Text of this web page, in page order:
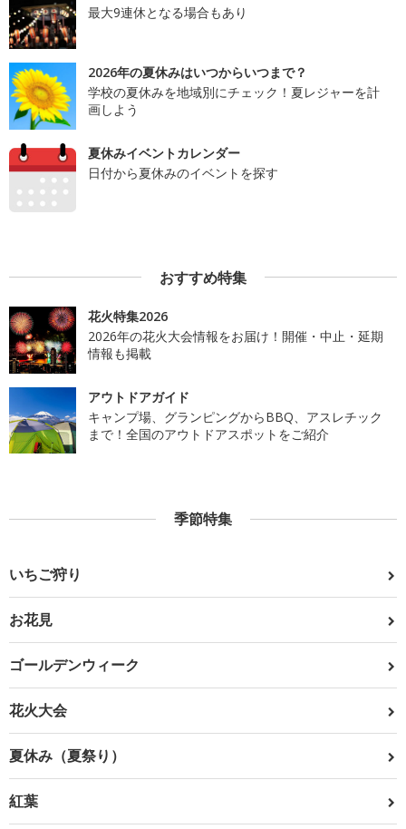
最大9連休となる場合もあり
2026年の夏休みはいつからいつまで？
学校の夏休みを地域別にチェック！夏レジャーを計
画しよう
夏休みイベントカレンダー
日付から夏休みのイベントを探す
おすすめ特集
花火特集2026
2026年の花火大会情報をお届け！開催・中止・延期
情報も掲載
アウトドアガイド
キャンプ場、グランピングからBBQ、アスレチック
まで！全国のアウトドアスポットをご紹介
季節特集
いちご狩り
お花見
ゴールデンウィーク
花火大会
夏休み（夏祭り）
紅葉